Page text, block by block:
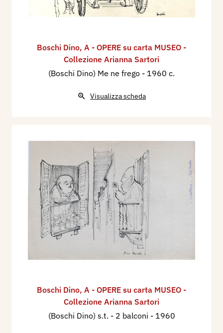
Boschi Dino, A - OPERE su carta MUSEO -
Collezione Arianna Sartori
(Boschi Dino) Me ne frego - 1960 c.
Visualizza scheda
Boschi Dino, A - OPERE su carta MUSEO -
Collezione Arianna Sartori
(Boschi Dino) s.t. - 2 balconi - 1960